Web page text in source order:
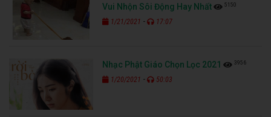
Vui Nhộn Sôi Động Hay Nhất
5150
1/21/2021 - 17:07
Nhạc Phật Giáo Chọn Lọc 2021 3956
1/20/2021 - 50:03